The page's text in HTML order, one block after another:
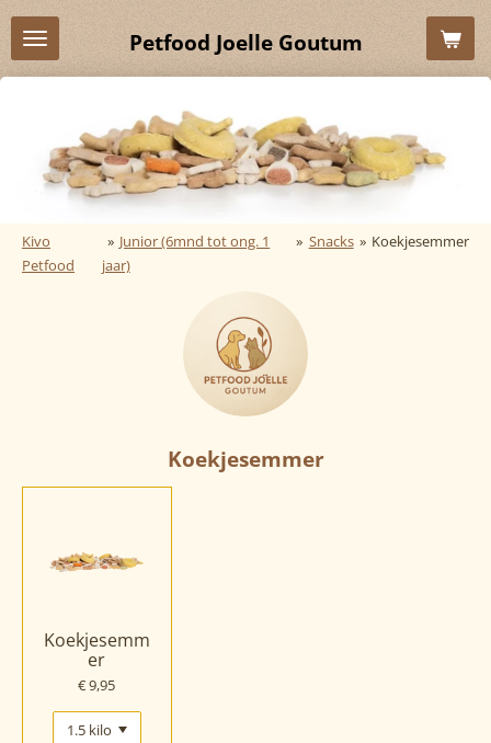
Ga
direct
Petfood Joelle Goutum
Kivo
Petfood
» Junior (6mnd tot ong. 1
jaar)
» Snacks » Koekjesemmer
Koekjesemmer
Koekjesemm
er
€ 9,95